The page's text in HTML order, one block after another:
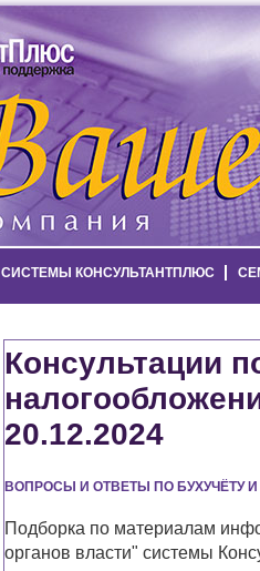
СИСТЕМЫ КОНСУЛЬТАНТПЛЮС
Консультации
20.12.2024
ВОПРОСЫ И ОТВЕТЫ ПО БУХУЧЁТУ
Подборка по материалам
органов власти" системы